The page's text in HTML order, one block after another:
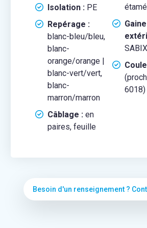
Isolation :PE
Repérage :
blanc-bleu/bleu,
blanc-
orange/orange |
blanc-vert/vert,
blanc-
marron/marron
Câblage :en
paires, feuille
étamé
Gaine
6018)
Besoin d'un renseignement ?